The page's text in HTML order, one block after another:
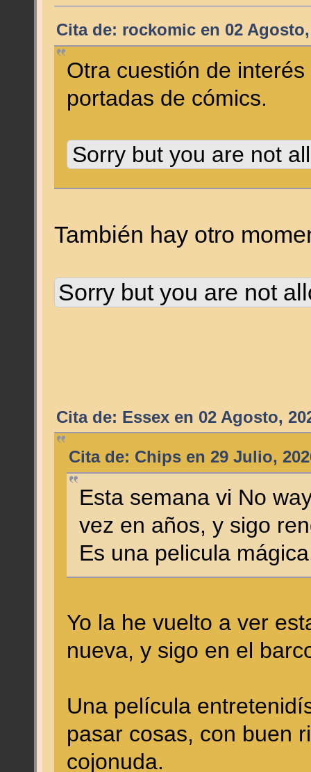
Cita de: rockomic en 02 Agosto,
Otra cuestión de
portadas de cómics.
Sorry but you are not
También hay otro
Sorry but you are not
Cita de: Essex en 02 Agosto,
Cita de: Chips en 29 Julio,
Esta semana vi No
vez en años, y sigo
Es una pelicula
Yo la he vuelto a ver
nueva, y sigo en el
Una película
pasar cosas, con buen
cojonuda.